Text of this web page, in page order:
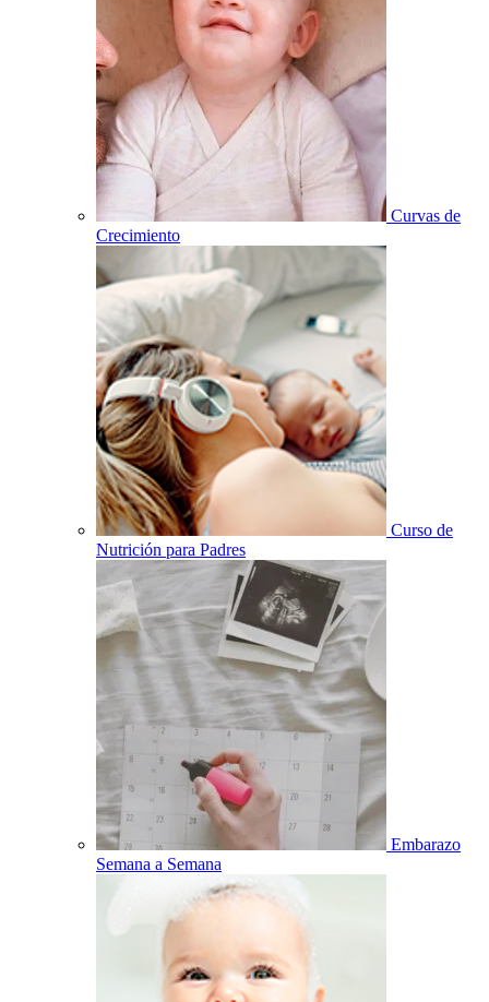
Curvas de
Crecimiento
Curso de
Nutrición para Padres
Embarazo
Semana a Semana